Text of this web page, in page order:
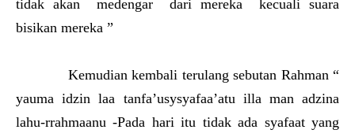
tidak akan medengar dari mereka kecuali suara
bisikan mereka ”
Kemudian kembali terulang sebutan Rahman “
yauma idzin laa tanfa’usysyafaa’atu illa man adzina
lahu-rrahmaanu -Pada hari itu tidak ada syafaat yang